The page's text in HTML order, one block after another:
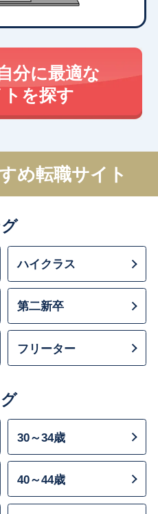
分に最適な
を探す
め転職サイト
ハイクラス
第二新卒
フリーター
30～34歳
40～44歳